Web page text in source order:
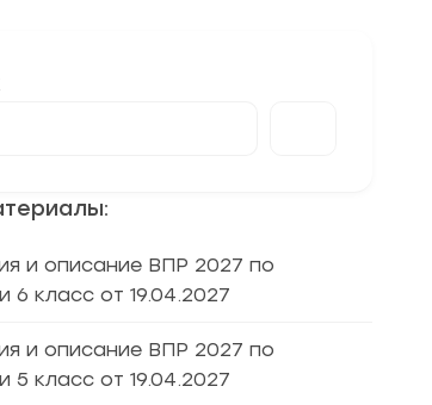
и описание ВПР 2027 по
6 класс от 19.04.2027
и описание ВПР 2027 по
5 класс от 19.04.2027